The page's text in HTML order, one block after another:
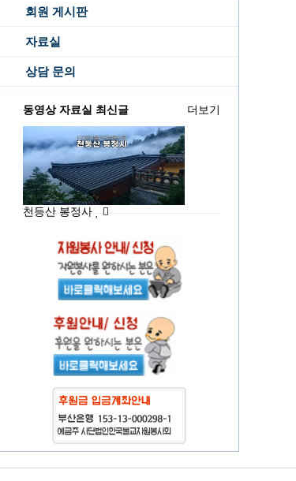
회원 게시판
자료실
상담 문의
동영상 자료실 최신글
천등산 봉정사
더보기